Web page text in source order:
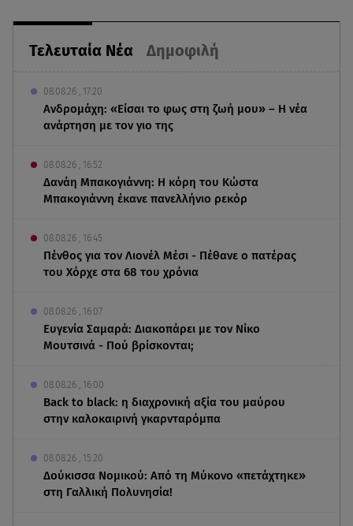
Τελευταία Νέα Δημοφιλή
08.08.26 , 17:20
Ανδρομάχη: «Είσαι το φως στη ζωή μου» – Η νέα
ανάρτηση με τον γιο της
08.08.26 , 16:52
Δανάη Μπακογιάννη: Η κόρη του Κώστα
Μπακογιάννη έκανε πανελλήνιο ρεκόρ
08.08.26 , 16:45
Πένθος για τον Λιονέλ Μέσι - Πέθανε ο πατέρας
του Χόρχε στα 68 του χρόνια
08.08.26 , 16:07
Ευγενία Σαμαρά: Διακοπάρει με τον Νίκο
Μουτσινά - Πού βρίσκονται;
08.08.26 , 16:00
Back to black: η διαχρονική αξία του μαύρου
στην καλοκαιρινή γκαρνταρόμπα
08.08.26 , 15:20
Δούκισσα Νομικού: Από τη Μύκονο «πετάχτηκε»
στη Γαλλική Πολυνησία!